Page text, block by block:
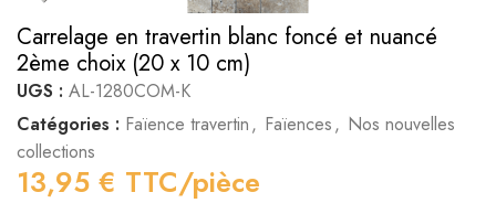
Carrelage en travertin blanc foncé et nuancé
2ème choix (20 x 10 cm)
UGS : AL-1280COM-K
Catégories : Faïence travertin, Faïences, Nos nouvelles
collections
13,95 € TTC/pièce